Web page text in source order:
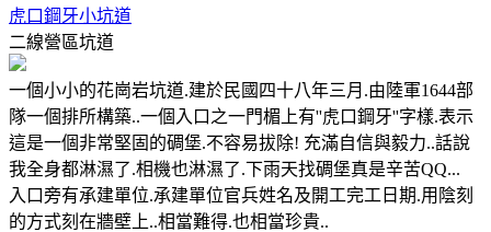
虎口鋼牙小坑道
二線營區坑道
一個小小的花崗岩坑道.建於民國四十八年三月.由陸軍1644部
隊一個排所構築..一個入口之一門楣上有''虎口鋼牙''字樣.表示
這是一個非常堅固的碉堡.不容易拔除! 充滿自信與毅力..話說
我全身都淋濕了.相機也淋濕了.下雨天找碉堡真是辛苦QQ...
入口旁有承建單位.承建單位官兵姓名及開工完工日期.用陰刻
的方式刻在牆壁上..相當難得.也相當珍貴..